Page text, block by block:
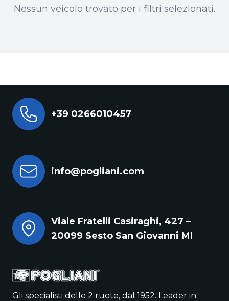
Nessun veicolo trovato per i filtri selezionati.
+39 0266010457
info@pogliani.com
Viale Fratelli Casiraghi, 427 –
20099 Sesto San Giovanni MI
Gli specialisti delle 2 ruote, dal 1952. Leader in